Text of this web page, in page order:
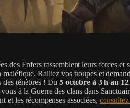
des Enfers rassemblent leurs forces et
maléfique. Ralliez vos troupes et
des ténèbres ! Du 5 octobre à 3 h au
à la Guerre des clans dans
et les récompenses associées,